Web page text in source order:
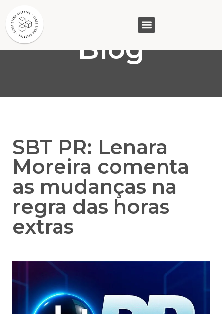
Blog
SBT PR: Lenara
Moreira comenta
as mudanças na
regra das horas
extras